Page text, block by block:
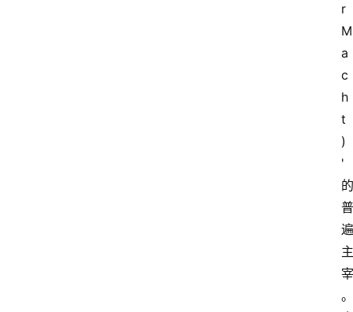
r
M
a
c
h
t
)
'
的
普
遍
主
宰
。